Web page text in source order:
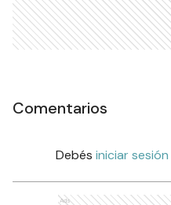
Comentarios
Debés iniciar sesión
Ads